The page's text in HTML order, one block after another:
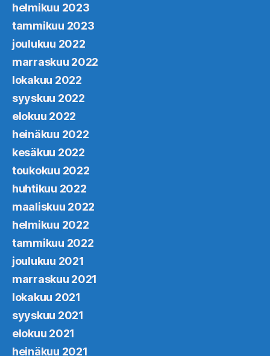
helmikuu 2023
tammikuu 2023
joulukuu 2022
marraskuu 2022
lokakuu 2022
syyskuu 2022
elokuu 2022
heinäkuu 2022
kesäkuu 2022
toukokuu 2022
huhtikuu 2022
maaliskuu 2022
helmikuu 2022
tammikuu 2022
joulukuu 2021
marraskuu 2021
lokakuu 2021
syyskuu 2021
elokuu 2021
heinäkuu 2021